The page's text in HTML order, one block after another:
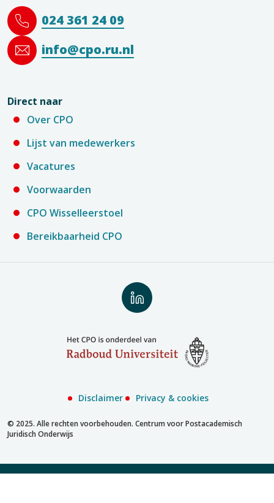
024 361 24 09
info@cpo.ru.nl
Direct naar
Over CPO
Lijst van medewerkers
Vacatures
Voorwaarden
CPO Wisselleerstoel
Bereikbaarheid CPO
Volg
ons
LinkedIn
© 2025. Alle rechten voorbehouden. Centrum voor Postacademisch
Juridisch Onderwijs
Disclaimer Privacy & cookies
Inschrijven met account